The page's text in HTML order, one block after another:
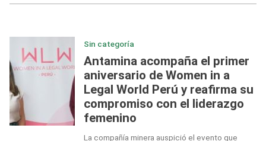
Sin categoría
Antamina acompaña el primer
aniversario de Women in a
Legal World Perú y reafirma su
compromiso con el liderazgo
femenino
La compañía minera auspició el evento que